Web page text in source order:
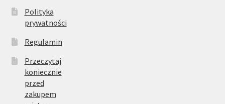
Polityka
prywatności
Regulamin
Przeczytaj
koniecznie
przed
zakupem